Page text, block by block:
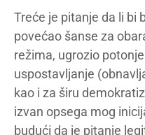
Treće je pitanje da li bi
povećao šanse za
režima, ugrozio
uspostavljanje
kao i za širu
izvan opsega mog
budući da je pitanje